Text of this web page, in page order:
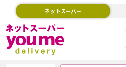
ネットスーパー